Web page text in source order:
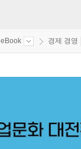
eBook 경제 경영